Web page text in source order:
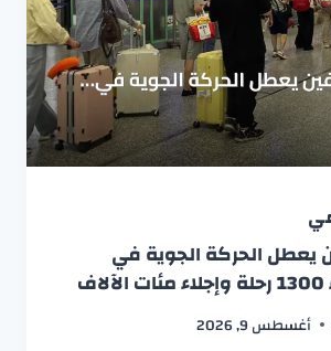
يعطل الحركة الجوية في
أغسطس 9, 2026